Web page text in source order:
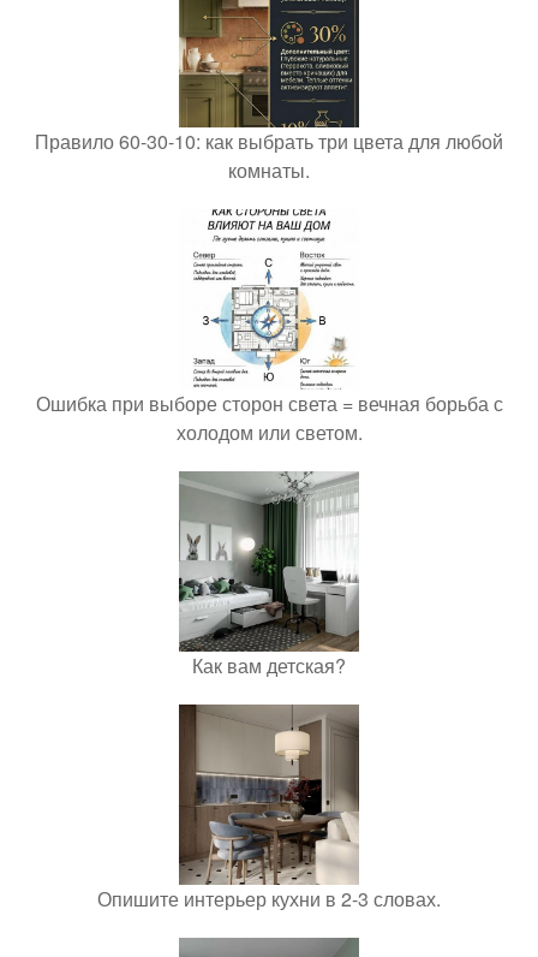
Правило 60-30-10: как выбрать три цвета для любой
комнаты.
Ошибка при выборе сторон света = вечная борьба с
холодом или светом.
Как вам детская?
Опишите интерьер кухни в 2-3 словах.